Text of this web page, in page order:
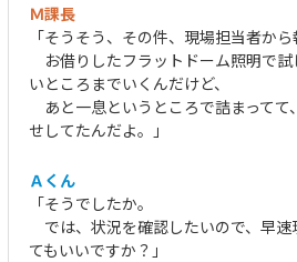
Ｍ課長
「そうそう、その件、現場担当者から
お借りしたフラットドーム照明で
いところまでいくんだけど、
あと一息というところで詰まってて
せしてたんだよ。」
Ａくん
「そうでしたか。
では、状況を確認したいので、早速
てもいいですか？」